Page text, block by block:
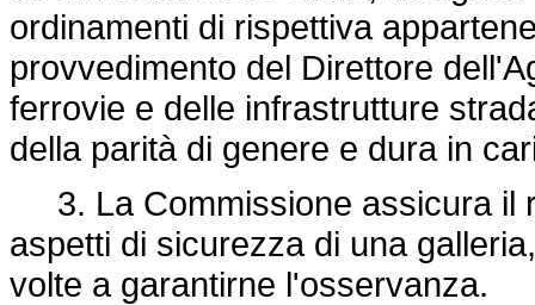
ordinamenti di rispettiva
provvedimento del Direttore
ferrovie e delle infrastrutture
della parità di genere e dura in
3. La Commissione assicura il
aspetti di sicurezza di una
volte a garantirne l'osservanza.